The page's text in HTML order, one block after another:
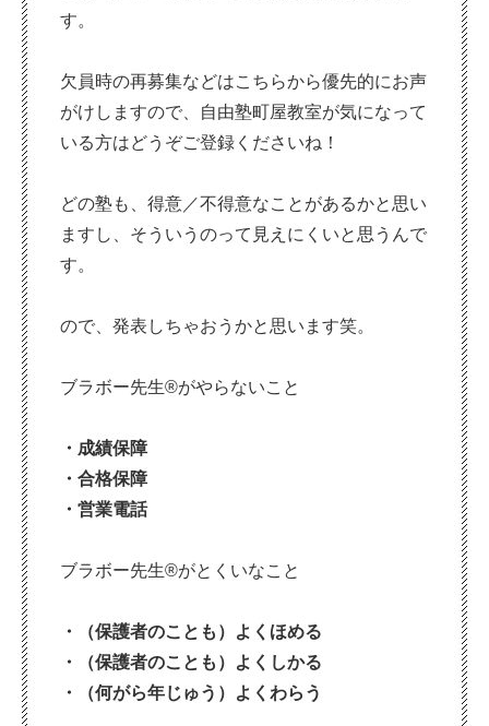
す。
欠員時の再募集などはこちらから優先的にお声
がけしますので、自由塾町屋教室が気になって
いる方はどうぞご登録くださいね！
どの塾も、得意／不得意なことがあるかと思い
ますし、そういうのって見えにくいと思うんで
す。
ので、発表しちゃおうかと思います笑。
ブラボー先生®がやらないこと
・成績保障
・合格保障
・営業電話
ブラボー先生®がとくいなこと
・（保護者のことも）よくほめる
・（保護者のことも）よくしかる
・（何がら年じゅう）よくわらう